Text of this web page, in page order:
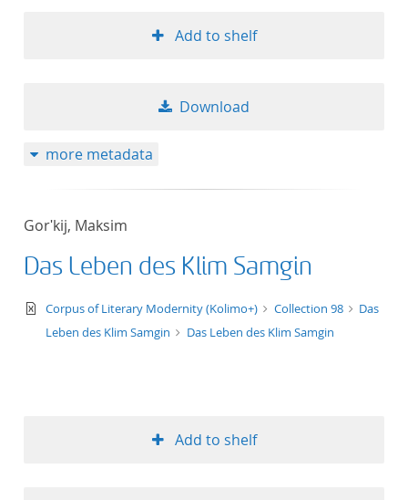
Add to shelf
Download
more metadata
Gorʹkij, Maksim
Das Leben des Klim Samgin
text/xml
Corpus of Literary Modernity (Kolimo+) Collection 98
Das
Leben des Klim Samgin
Das Leben des Klim Samgin
Add to shelf